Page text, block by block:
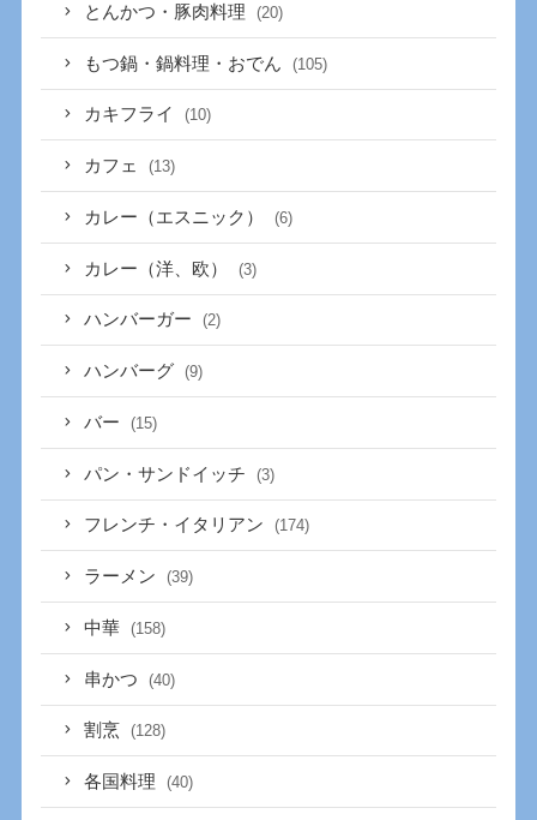
とんかつ・豚肉料理 (20)
もつ鍋・鍋料理・おでん (105)
カキフライ (10)
カフェ (13)
カレー（エスニック） (6)
カレー（洋、欧） (3)
ハンバーガー (2)
ハンバーグ (9)
バー (15)
パン・サンドイッチ (3)
フレンチ・イタリアン (174)
ラーメン (39)
中華 (158)
串かつ (40)
割烹 (128)
各国料理 (40)